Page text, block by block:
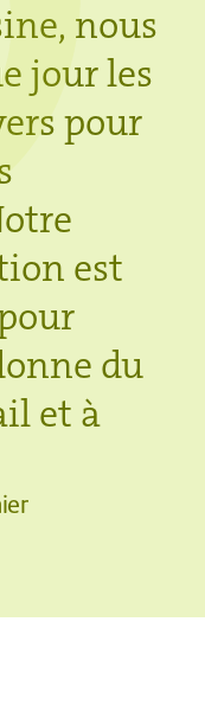
nous
jour les
pour
est
du
et à